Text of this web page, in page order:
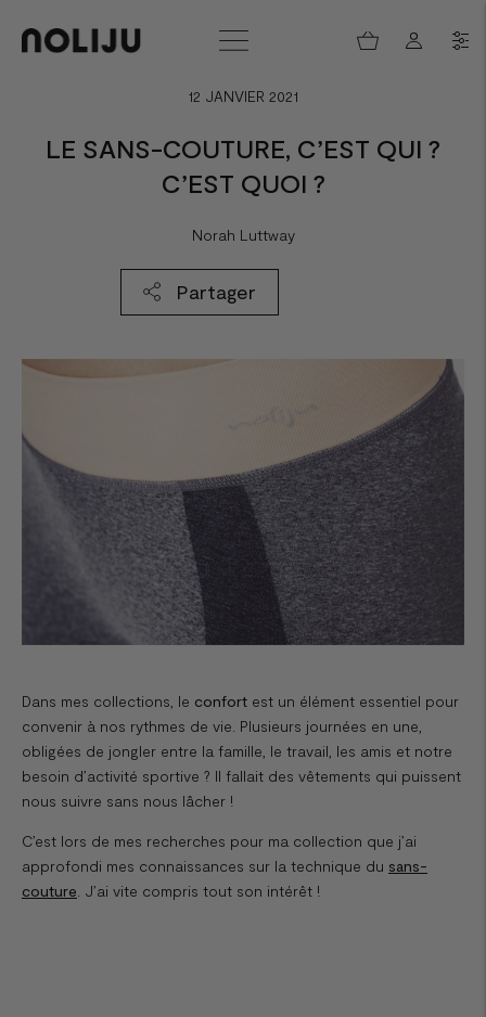
12 JANVIER 2021
LE SANS-COUTURE, C’EST QUI ?
C’EST QUOI ?
Norah Luttway
Partager
Dans mes collections, le confort est un élément essentiel pour
convenir à nos rythmes de vie. Plusieurs journées en une,
obligées de jongler entre la famille, le travail, les amis et notre
besoin d’activité sportive ? Il fallait des vêtements qui puissent
nous suivre sans nous lâcher !
C’est lors de mes recherches pour ma collection que j’ai
approfondi mes connaissances sur la technique du sans-
couture . J’ai vite compris tout son intérêt !